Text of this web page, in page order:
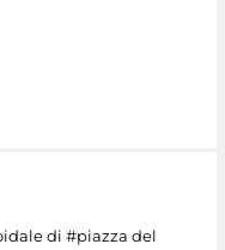
di #piazza del